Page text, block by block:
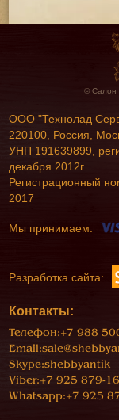
© Салон
ООО "Технолад
220100, Россия,
УНП 191639899,
декабря 2012г.
Регистрационный
2017
Мы принимаем:
Разработка сайта:
Контакты:
Телефон:+7 988
Email:
Skype:shebbyantik
Viber:+7 925 879-
Whatsapp:+7 925